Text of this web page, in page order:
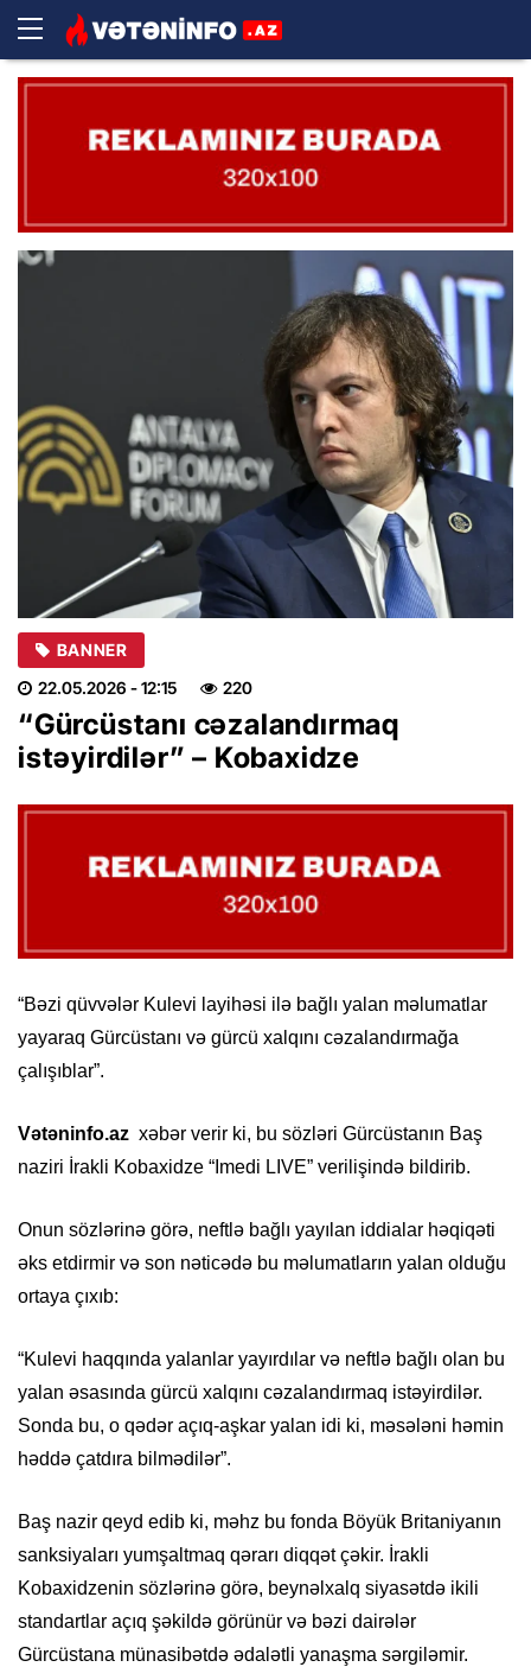
BANNER
22.05.2026 - 12:15 220
“Gürcüstanı cəzalandırmaq
istəyirdilər” – Kobaxidze
“Bəzi qüvvələr Kulevi layihəsi ilə bağlı yalan məlumatlar
yayaraq Gürcüstanı və gürcü xalqını cəzalandırmağa
çalışıblar”.
Vətəninfo.az xəbər verir ki, bu sözləri Gürcüstanın Baş
naziri İrakli Kobaxidze “Imedi LIVE” verilişində bildirib.
Onun sözlərinə görə, neftlə bağlı yayılan iddialar həqiqəti
əks etdirmir və son nəticədə bu məlumatların yalan olduğu
ortaya çıxıb:
“Kulevi haqqında yalanlar yayırdılar və neftlə bağlı olan bu
yalan əsasında gürcü xalqını cəzalandırmaq istəyirdilər.
Sonda bu, o qədər açıq-aşkar yalan idi ki, məsələni həmin
həddə çatdıra bilmədilər”.
Baş nazir qeyd edib ki, məhz bu fonda Böyük Britaniyanın
sanksiyaları yumşaltmaq qərarı diqqət çəkir. İrakli
Kobaxidzenin sözlərinə görə, beynəlxalq siyasətdə ikili
standartlar açıq şəkildə görünür və bəzi dairələr
Gürcüstana münasibətdə ədalətli yanaşma sərgiləmir.